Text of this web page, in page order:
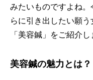
みたいものですよね。
らに引き出したい願
「美容鍼」
をご紹介し
美容鍼の魅力とは？